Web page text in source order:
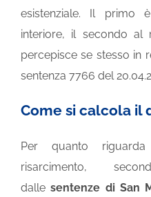
esistenziale. Il primo
interiore, il secondo
percepisce se stesso in
sentenza 7766 del
Come si calcola il
Per quanto
risarcimento,
dallesentenze di San